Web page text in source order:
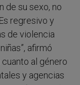
de su sexo, no
regresivo y
de violencia
afirmó
al género
y agencias